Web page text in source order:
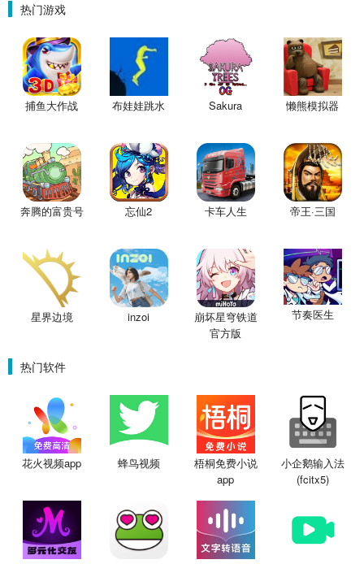
热门游戏
捕鱼大作战 布娃娃跳水 Sakura 懒熊模拟器
奔腾的富贵号 忘仙2 卡车人生 帝王·三国
星界边境 inzoi
崩坏星穹铁道
官方版
节奏医生
热门软件
花火视频app 蜂鸟视频
梧桐免费小说
app
小企鹅输入法
(fcitx5)